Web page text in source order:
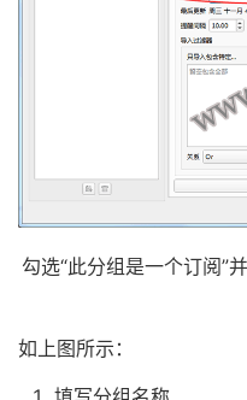
勾选“此分组是一个订阅”
如上图所示：